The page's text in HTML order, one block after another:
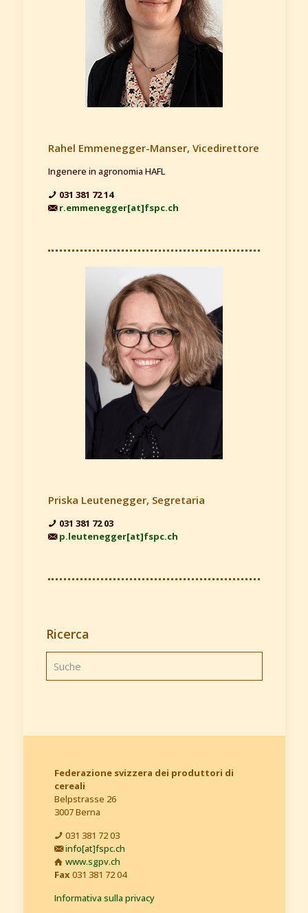
Rahel Emmenegger-Manser, Vicedirettore
Ingenere in agronomia HAFL
031 381 72 14
r.emmenegger[at]fspc.ch
Priska Leutenegger, Segretaria
031 381 72 03
p.leutenegger[at]fspc.ch
Ricerca
Federazione svizzera dei produttori di
cereali
Belpstrasse 26
3007 Berna
031 381 72 03
info[at]fspc.ch
www.sgpv.ch
Fax 031 381 72 04
Informativa sulla privacy